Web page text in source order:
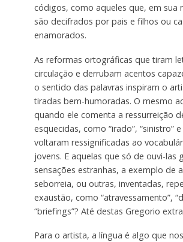
códigos, como aqueles que, em sua
são decifrados por pais e filhos ou
enamorados.
As reformas ortográficas que tiram
circulação e derrubam acentos
o sentido das palavras inspiram o
tiradas bem-humoradas. O mesmo
quando ele comenta a ressurreição
esquecidas, como “irado”, “sinistro”
voltaram ressignificadas ao
jovens. E aquelas que só de ouvi-las
sensações estranhas, a exemplo de
seborreia, ou outras, inventadas,
exaustão, como “atravessamento”,
“briefings”? Até destas Gregorio
Para o artista, a língua é algo que